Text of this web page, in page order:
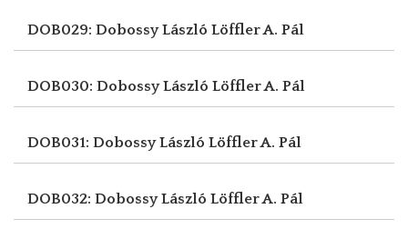
DOB029: Dobossy László Löffler A. Pál
DOB030: Dobossy László Löffler A. Pál
DOB031: Dobossy László Löffler A. Pál
DOB032: Dobossy László Löffler A. Pál